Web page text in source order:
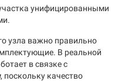
унифицированными
узла важно правильно
В реальной
в связке с
, поскольку качество